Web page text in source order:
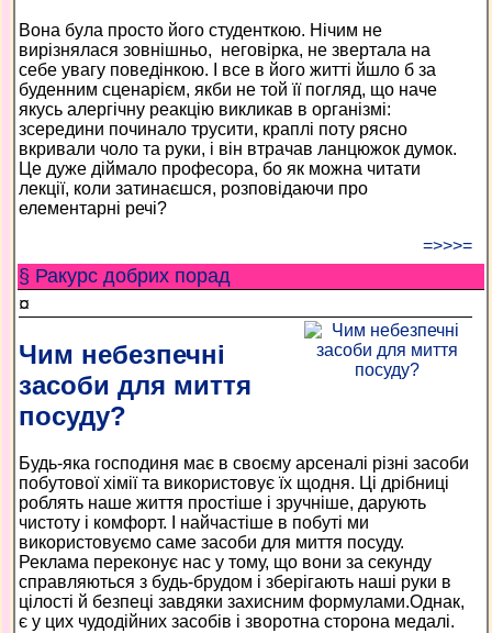
Вона була просто його студенткою. Нічим не
вирізнялася зовнішньо, неговірка, не звертала на
себе увагу поведінкою. І все в його житті йшло б за
буденним сценарієм, якби не той її погляд, що наче
якусь алергічну реакцію викликав в організмі:
зсередини починало трусити, краплі поту рясно
вкривали чоло та руки, і він втрачав ланцюжок думок.
Це дуже діймало професора, бо як можна читати
лекції, коли затинаєшся, розповідаючи про
елементарні речі?
=>>>=
§ Ракурс добрих порад
¤
Чим небезпечні
засоби для миття
посуду?
Будь-яка господиня має в своєму арсеналі різні засоби
побутової хімії та використовує їх щодня. Ці дрібниці
роблять наше життя простіше і зручніше, дарують
чистоту і комфорт. І найчастіше в побуті ми
використовуємо саме засоби для миття посуду.
Реклама переконує нас у тому, що вони за секунду
справляються з будь-брудом і зберігають наші руки в
цілості й безпеці завдяки захисним формулами.Однак,
є у цих чудодійних засобів і зворотна сторона медалі.